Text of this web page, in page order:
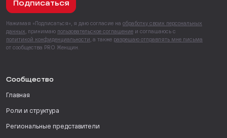
Подписаться
Нажимая «Подписаться», я даю согласие на обработку своих персональных
данных , принимаю пользовательское соглашение и соглашаюсь с
политикой конфиденциальности , а также разрешаю отправлять мне письма
от сообщества PRO Женщин.
Сообщество
Главная
Роли и структура
Региональные представители